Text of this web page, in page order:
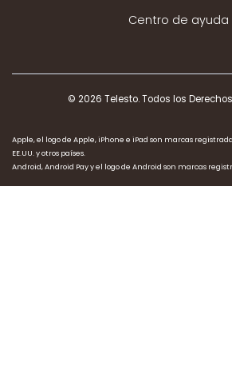
Centro de ayuda
© 2026 Telesto. Todos los
Apple, el logo de Apple, iPhone e iPad son marcas
EE.UU. y otros países.
Android, Android Pay y el logo de Android son marcas